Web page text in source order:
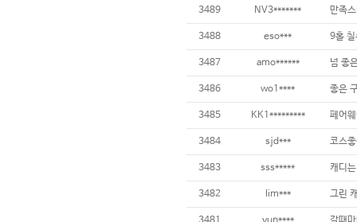
3489 NV3******* 만족
3488 eso*** 9홀
3487 amo******
3486 wo1****
3485 KK1*********
3484 sjd*** 코스
3483 sss*****
3482 lim***